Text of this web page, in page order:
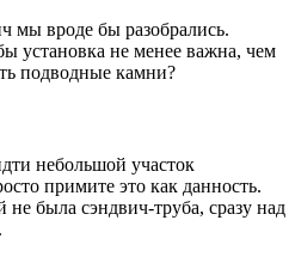
мы вроде бы разобрались.
установка не менее важна, чем
подводные камни?
небольшой участок
примите это как данность.
была сэндвич-труба, сразу над